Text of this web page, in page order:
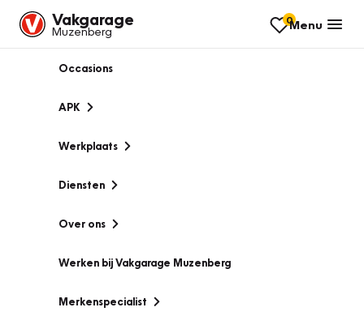
Vakgarage
Muzenberg
0Menu
Occasions
APK
Werkplaats
Diensten
Over ons
Werken bij Vakgarage Muzenberg
Merkenspecialist